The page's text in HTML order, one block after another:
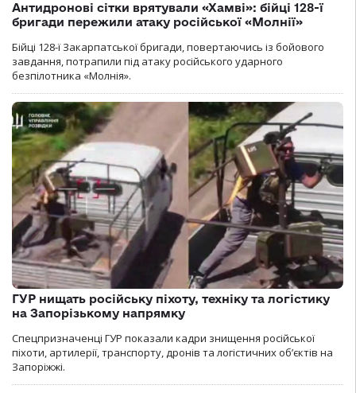
Антидронові сітки врятували «Хамві»: бійці 128-ї
бригади пережили атаку російської «Молнії»
Бійці 128-ї Закарпатської бригади, повертаючись із бойового
завдання, потрапили під атаку російського ударного
безпілотника «Молнія».
ГУР нищать російську піхоту, техніку та логістику
на Запорізькому напрямку
Спецпризначенці ГУР показали кадри знищення російської
піхоти, артилерії, транспорту, дронів та логістичних об’єктів на
Запоріжжі.